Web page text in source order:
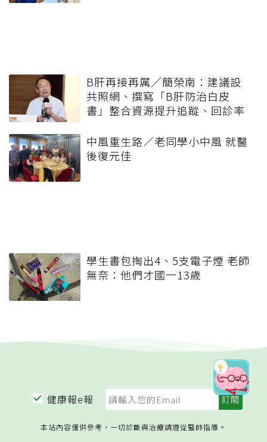
B肝再接再厲／簡榮南：建議設
共照網、撰寫「B肝防治白皮
書」整合資源提升追蹤、回診率
中風重生路／老同學小中風 就醫
後復元佳
學生書包掏出4、5支電子煙 老師
無奈：他們才國一13歲
健康報e報
本站內容僅供參考，一切診斷與治療請遵從醫師指導。